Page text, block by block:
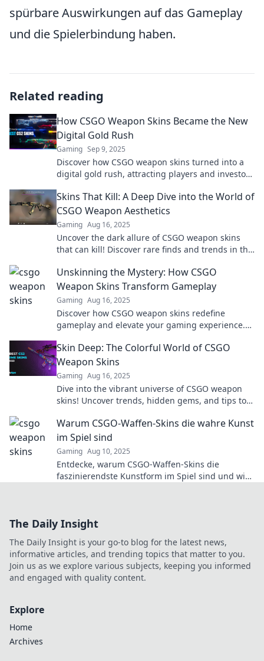
spürbare Auswirkungen auf das Gameplay
und die Spielerbindung haben.
Related reading
How CSGO Weapon Skins Became the New
Digital Gold Rush
Gaming Sep 9, 2025
Discover how CSGO weapon skins turned into a
digital gold rush, attracting players and investors
Skins That Kill: A Deep Dive into the World of
CSGO Weapon Aesthetics
Gaming Aug 16, 2025
Uncover the dark allure of CSGO weapon skins
that can kill! Discover rare finds and trends in this
Unskinning the Mystery: How CSGO
Weapon Skins Transform Gameplay
Gaming Aug 16, 2025
Discover how CSGO weapon skins redefine
gameplay and elevate your gaming experience.
transformations!
Skin Deep: The Colorful World of CSGO
Weapon Skins
Gaming Aug 16, 2025
Dive into the vibrant universe of CSGO weapon
skins! Uncover trends, hidden gems, and tips to
Warum CSGO-Waffen-Skins die wahre Kunst
im Spiel sind
Gaming Aug 10, 2025
Entdecke, warum CSGO-Waffen-Skins die
faszinierendste Kunstform im Spiel sind und wie
The Daily Insight
The Daily Insight is your go-to blog for the latest news,
informative articles, and trending topics that matter to you.
Join us as we explore various subjects, keeping you informed
and engaged with quality content.
Explore
Home
Archives